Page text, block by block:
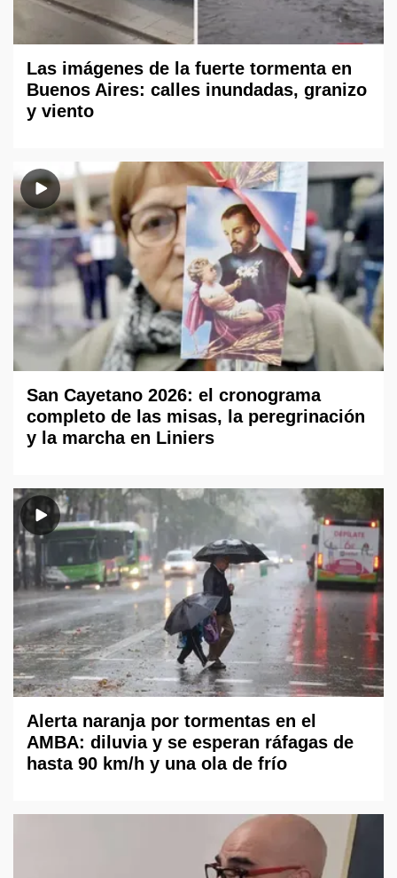
Las imágenes de la fuerte tormenta en
Buenos Aires: calles inundadas, granizo
y viento
San Cayetano 2026: el cronograma
completo de las misas, la peregrinación
y la marcha en Liniers
Alerta naranja por tormentas en el
AMBA: diluvia y se esperan ráfagas de
hasta 90 km/h y una ola de frío